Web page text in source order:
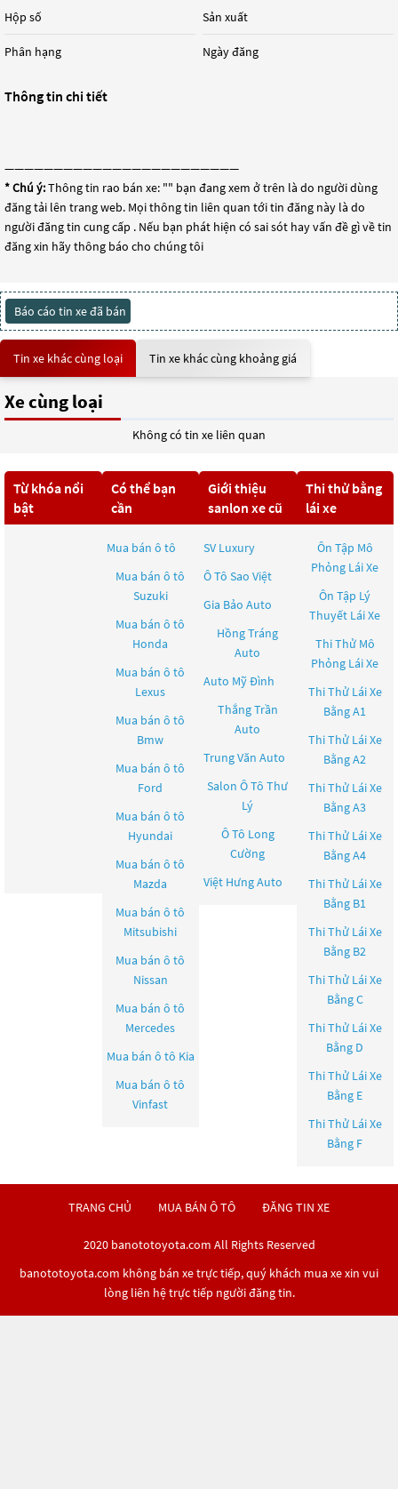
Hộp số
Phân hạng
Sản xuất
Ngày đăng
Thông tin chi tiết
————————————————————————
* Chú ý:Thông tin rao bán xe: "" bạn đang xem ở trên là do người dùng
đăng tải lên trang web. Mọi thông tin liên quan tới tin đăng này là do
người đăng tin cung cấp . Nếu bạn phát hiện có sai sót hay vấn đề gì về tin
đăng xin hãy thông báo cho chúng tôi
Báo cáo tin xe đã bán
Tin xe khác cùng loại Tin xe khác cùng khoảng giá
Xe cùng loại
Không có tin xe liên quan
Từ khóa nổi
bật
Có thể bạn
cần
Mua bán ô tô
Mua bán ô tô
Suzuki
Mua bán ô tô
Honda
Mua bán ô tô
Lexus
Mua bán ô tô
Bmw
Mua bán ô tô
Ford
Mua bán ô tô
Hyundai
Mua bán ô tô
Mazda
Mua bán ô tô
Mitsubishi
Mua bán ô tô
Nissan
Mua bán ô tô
Mercedes
Mua bán ô tô Kia
Mua bán ô tô
Vinfast
Giới thiệu
sanlon xe cũ
SV Luxury
Ô Tô Sao Việt
Gia Bảo Auto
Hồng Tráng
Auto
Auto Mỹ Đình
Thắng Trần
Auto
Trung Văn Auto
Salon Ô Tô Thư
Lý
Ô Tô Long
Cường
Việt Hưng Auto
Thi thử bằng
lái xe
Ôn Tập Mô
Phỏng Lái Xe
Ôn Tập Lý
Thuyết Lái Xe
Thi Thử Mô
Phỏng Lái Xe
Thi Thử Lái Xe
Bằng A1
Thi Thử Lái Xe
Bằng A2
Thi Thử Lái Xe
Bằng A3
Thi Thử Lái Xe
Bằng A4
Thi Thử Lái Xe
Bằng B1
Thi Thử Lái Xe
Bằng B2
Thi Thử Lái Xe
Bằng C
Thi Thử Lái Xe
Bằng D
Thi Thử Lái Xe
Bằng E
Thi Thử Lái Xe
Bằng F
TRANG CHỦ MUA BÁN Ô TÔ ĐĂNG TIN XE
2020 banototoyota.com All Rights Reserved
banototoyota.com không bán xe trực tiếp, quý khách mua xe xin vui
lòng liên hệ trực tiếp người đăng tin.